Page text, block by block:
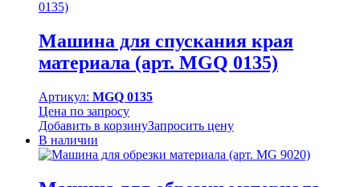
Машина для спускания края
материала (арт. MGQ 0135)
Артикул: MGQ 0135
Цена по запросу
Добавить в корзинуЗапросить цену
В наличии